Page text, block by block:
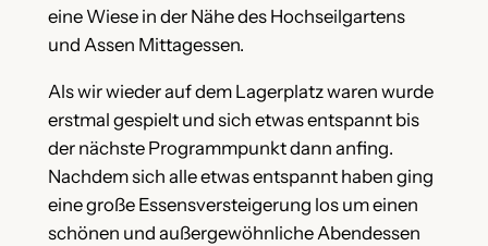
eine Wiese in der Nähe des Hochseilgartens
und Assen Mittagessen.
Als wir wieder auf dem Lagerplatz waren wurde
erstmal gespielt und sich etwas entspannt bis
der nächste Programmpunkt dann anfing.
Nachdem sich alle etwas entspannt haben ging
eine große Essensversteigerung los um einen
schönen und außergewöhnliche Abendessen